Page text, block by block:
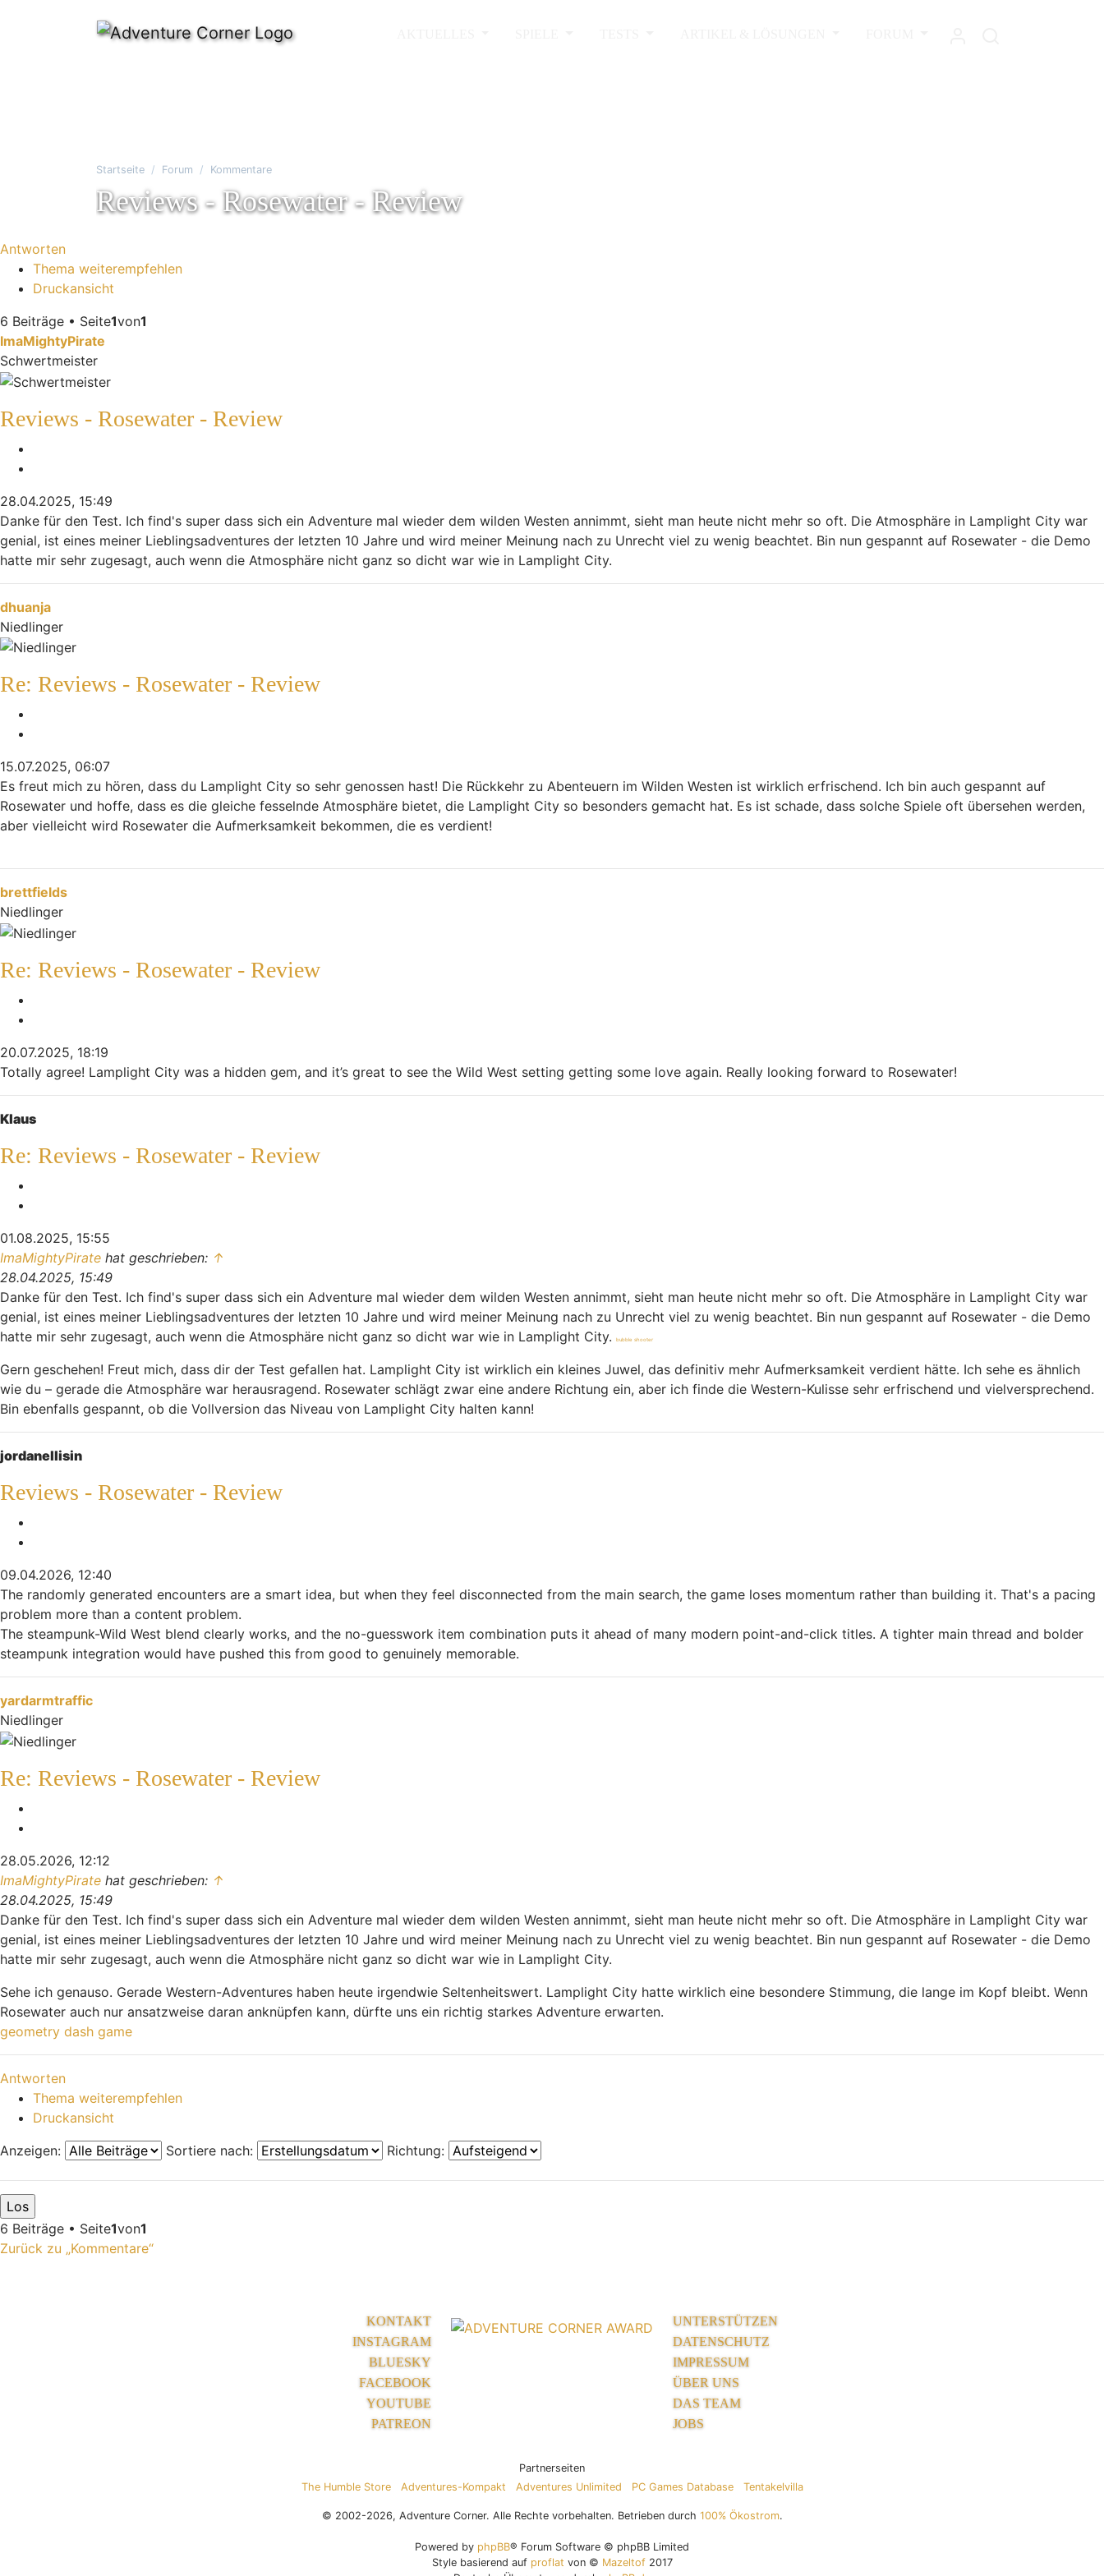
Startseite Forum Kommentare
Reviews - Rosewater - Review
Antworten
Thema weiterempfehlen
Druckansicht
6 Beiträge • Seite1von1
ImaMightyPirate
Schwertmeister
Reviews - Rosewater - Review
28.04.2025, 15:49
Danke für den Test. Ich find's super dass sich ein Adventure mal wieder dem wilden Westen annimmt, sieht man heute nicht mehr so oft. Die Atmosphäre in Lamplight City war
genial, ist eines meiner Lieblingsadventures der letzten 10 Jahre und wird meiner Meinung nach zu Unrecht viel zu wenig beachtet. Bin nun gespannt auf Rosewater - die Demo
hatte mir sehr zugesagt, auch wenn die Atmosphäre nicht ganz so dicht war wie in Lamplight City.
dhuanja
Niedlinger
Re: Reviews - Rosewater - Review
15.07.2025, 06:07
Es freut mich zu hören, dass du Lamplight City so sehr genossen hast! Die Rückkehr zu Abenteuern im Wilden Westen ist wirklich erfrischend. Ich bin auch gespannt auf
Rosewater und hoffe, dass es die gleiche fesselnde Atmosphäre bietet, die Lamplight City so besonders gemacht hat. Es ist schade, dass solche Spiele oft übersehen werden,
aber vielleicht wird Rosewater die Aufmerksamkeit bekommen, die es verdient!
Nach oben
brettfields
Niedlinger
Re: Reviews - Rosewater - Review
20.07.2025, 18:19
Totally agree! Lamplight City was a hidden gem, and it’s great to see the Wild West setting getting some love again. Really looking forward to Rosewater!
Klaus
Re: Reviews - Rosewater - Review
01.08.2025, 15:55
ImaMightyPirate hat geschrieben: ↑
28.04.2025, 15:49
Danke für den Test. Ich find's super dass sich ein Adventure mal wieder dem wilden Westen annimmt, sieht man heute nicht mehr so oft. Die Atmosphäre in Lamplight City war
genial, ist eines meiner Lieblingsadventures der letzten 10 Jahre und wird meiner Meinung nach zu Unrecht viel zu wenig beachtet. Bin nun gespannt auf Rosewater - die Demo
hatte mir sehr zugesagt, auch wenn die Atmosphäre nicht ganz so dicht war wie in Lamplight City.
bubble shooter
Gern geschehen! Freut mich, dass dir der Test gefallen hat. Lamplight City ist wirklich ein kleines Juwel, das definitiv mehr Aufmerksamkeit verdient hätte. Ich sehe es ähnlich
wie du – gerade die Atmosphäre war herausragend. Rosewater schlägt zwar eine andere Richtung ein, aber ich finde die Western-Kulisse sehr erfrischend und vielversprechend.
Bin ebenfalls gespannt, ob die Vollversion das Niveau von Lamplight City halten kann!
jordanellisin
Reviews - Rosewater - Review
09.04.2026, 12:40
The randomly generated encounters are a smart idea, but when they feel disconnected from the main search, the game loses momentum rather than building it. That's a pacing
problem more than a content problem.
The steampunk-Wild West blend clearly works, and the no-guesswork item combination puts it ahead of many modern point-and-click titles. A tighter main thread and bolder
steampunk integration would have pushed this from good to genuinely memorable.
yardarmtraffic
Niedlinger
Re: Reviews - Rosewater - Review
28.05.2026, 12:12
ImaMightyPirate hat geschrieben: ↑
28.04.2025, 15:49
Danke für den Test. Ich find's super dass sich ein Adventure mal wieder dem wilden Westen annimmt, sieht man heute nicht mehr so oft. Die Atmosphäre in Lamplight City war
genial, ist eines meiner Lieblingsadventures der letzten 10 Jahre und wird meiner Meinung nach zu Unrecht viel zu wenig beachtet. Bin nun gespannt auf Rosewater - die Demo
hatte mir sehr zugesagt, auch wenn die Atmosphäre nicht ganz so dicht war wie in Lamplight City.
Sehe ich genauso. Gerade Western-Adventures haben heute irgendwie Seltenheitswert. Lamplight City hatte wirklich eine besondere Stimmung, die lange im Kopf bleibt. Wenn
Rosewater auch nur ansatzweise daran anknüpfen kann, dürfte uns ein richtig starkes Adventure erwarten.
geometry dash game
Antworten
Thema weiterempfehlen
Druckansicht
Anzeigen:
Sortiere nach: Richtung:
6 Beiträge • Seite1von1
Zurück zu „Kommentare“
KONTAKT
INSTAGRAM
BLUESKY
FACEBOOK
YOUTUBE
PATREON
UNTERSTÜTZEN
DATENSCHUTZ
IMPRESSUM
ÜBER UNS
DAS TEAM
JOBS
Partnerseiten
The Humble Store
Adventures-Kompakt Adventures Unlimited PC Games Database Tentakelvilla
© 2002-2026, Adventure Corner. Alle Rechte vorbehalten. Betrieben durch 100% Ökostrom.
Powered by phpBB® Forum Software © phpBB Limited
Style basierend auf proflat von © Mazeltof2017